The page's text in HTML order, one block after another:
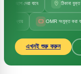
দেয়া যাবে ঠিকানা যুক্ত করা যাবে
OMR সংযুক্ত করা যাবে
এখনই শুরু করুন